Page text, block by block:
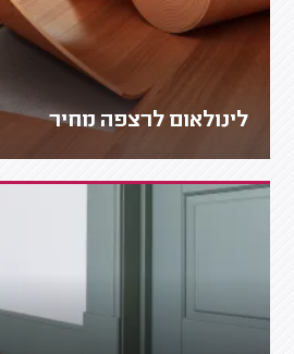
לינולאום לרצפה מחיר